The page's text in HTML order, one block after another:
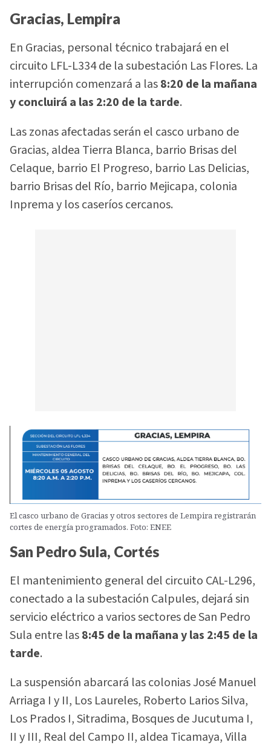
Gracias, Lempira
En Gracias, personal técnico trabajará en el
circuito LFL-L334 de la subestación Las Flores. La
interrupción comenzará a las8:20 de la mañana
y concluirá a las 2:20 de la tarde.
Las zonas afectadas serán el casco urbano de
Gracias, aldea Tierra Blanca, barrio Brisas del
Celaque, barrio El Progreso, barrio Las Delicias,
barrio Brisas del Río, barrio Mejicapa, colonia
Inprema y los caseríos cercanos.
El casco urbano de Gracias y otros sectores de Lempira registrarán
cortes de energía programados. Foto: ENEE
San Pedro Sula, Cortés
El mantenimiento general del circuito CAL-L296,
conectado a la subestación Calpules, dejará sin
servicio eléctrico a varios sectores de San Pedro
Sula entre las8:45 de la mañana y las 2:45 de la
tarde.
La suspensión abarcará las colonias José Manuel
Arriaga I y II, Los Laureles, Roberto Larios Silva,
Los Prados I, Sitradima, Bosques de Jucutuma I,
II y III, Real del Campo II, aldea Ticamaya, Villa